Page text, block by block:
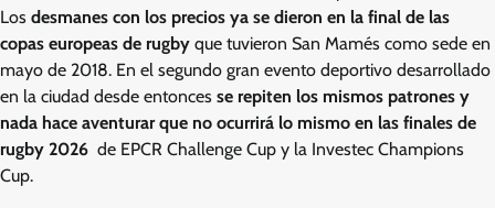
Los desmanes con los precios ya se dieron en la final de las
copas europeas de rugby que tuvieron San Mamés como sede en
mayo de 2018. En el segundo gran evento deportivo desarrollado
en la ciudad desde entonces se repiten los mismos patrones y
nada hace aventurar que no ocurrirá lo mismo en las finales de
rugby 2026 de EPCR Challenge Cup y la Investec Champions
Cup.